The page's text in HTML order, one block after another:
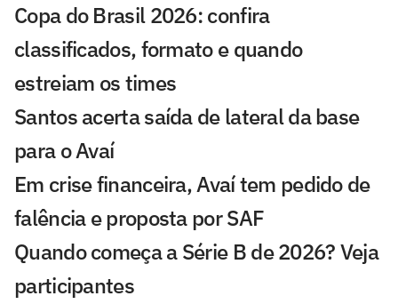
Copa do Brasil 2026: confira
classificados, formato e quando
estreiam os times
Santos acerta saída de lateral da base
para o Avaí
Em crise financeira, Avaí tem pedido de
falência e proposta por SAF
Quando começa a Série B de 2026? Veja
participantes